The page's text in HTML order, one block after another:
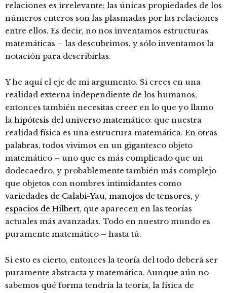
relaciones es irrelevante; las únicas propiedades de los
números enteros son las plasmadas por las relaciones
entre ellos. Es decir, no nos inventamos estructuras
matemáticas – las descubrimos, y sólo inventamos la
notación para describirlas.
Y he aquí el eje de mi argumento. Si crees en una
realidad externa independiente de los humanos,
entonces también necesitas creer en lo que yo llamo
la hipótesis del universo matemático: que nuestra
realidad física es una estructura matemática. En otras
palabras, todos vivimos en un gigantesco objeto
matemático – uno que es más complicado que un
dodecaedro, y probablemente también más complejo
que objetos con nombres intimidantes como
variedades de Calabi-Yau, manojos de tensores, y
espacios de Hilbert, que aparecen en las teorías
actuales más avanzadas. Todo en nuestro mundo es
puramente matemático – hasta tú.
Si esto es cierto, entonces la teoría del todo deberá ser
puramente abstracta y matemática. Aunque aún no
sabemos qué forma tendría la teoría, la física de